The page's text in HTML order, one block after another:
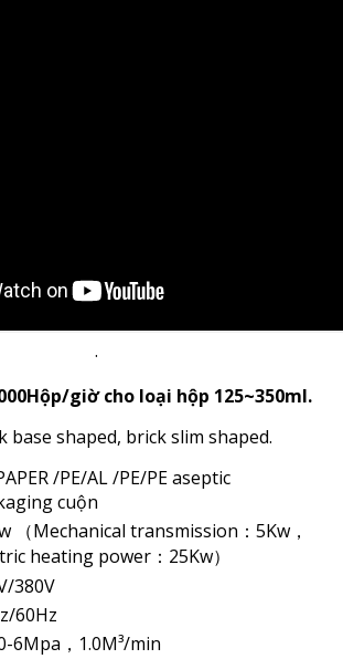
.
giờ cho loại hộp 125~350ml.
base shaped, brick slim shaped.
/PE/AL /PE/PE aseptic
cuộn
（Mechanical transmission：5Kw，
heating power：25Kw）
380V
60Hz
6Mpa，1.0M³/min